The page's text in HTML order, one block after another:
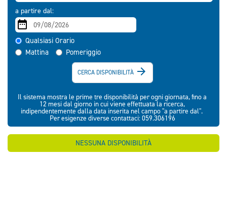
a partire dal:
Qualsiasi Orario
Mattina
Pomeriggio
CERCA DISPONIBILITÀ 
Il sistema mostra le prime tre disponibilità per ogni giornata, fino a
12 mesi dal giorno in cui viene effettuata la ricerca,
indipendentemente dalla data inserita nel campo "a partire dal".
Per esigenze diverse contattaci: 059.306196
NESSUNA DISPONIBILITÀ